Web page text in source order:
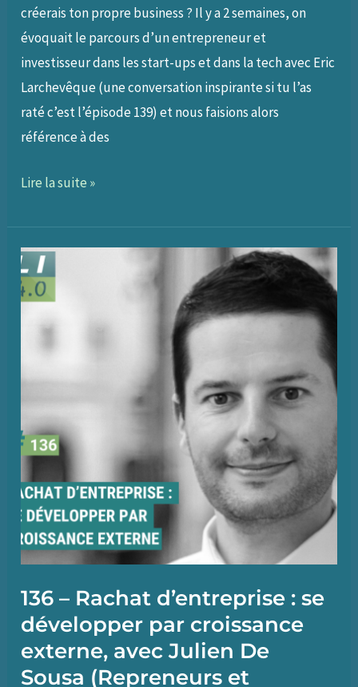
créerais ton propre business ? Il y a 2 semaines, on
évoquait le parcours d’un entrepreneur et
investisseur dans les start-ups et dans la tech avec Eric
Larchevêque (une conversation inspirante si tu l’as
raté c’est l’épisode 139) et nous faisions alors
référence à des
141
Créer
et
développer
son
business
2023,
avec
Aline
Bartoli
(The
BBoost)
Lire la suite »
136 – Rachat d’entreprise : se
développer par croissance
externe, avec Julien De
Sousa (Repreneurs et